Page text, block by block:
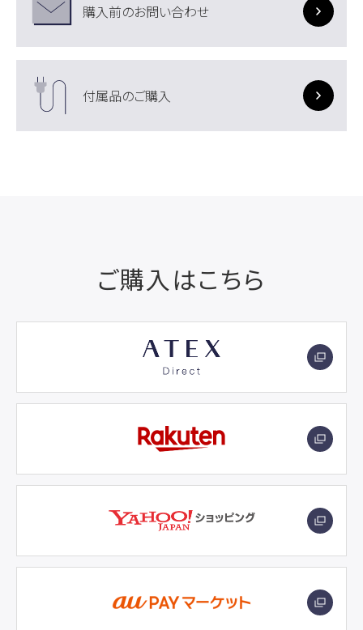
購入前のお問い合わせ
付属品のご購入
ご購入はこちら